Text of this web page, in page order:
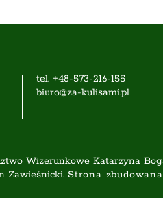
tel. +48-573-216-155
biuro@za-kulisami.pl
Wizerunkowe Katarzyna
Zawieśnicki. Strona